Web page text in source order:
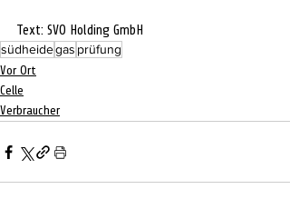
Text: SVO Holding GmbH
südheidegas prüfung
Vor Ort
Celle
Verbraucher